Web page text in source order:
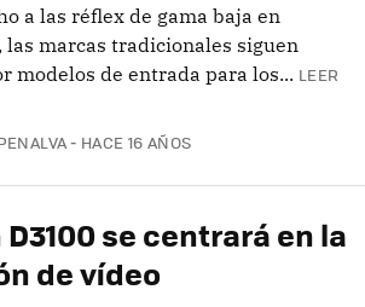
a las réflex de gama baja en
las marcas tradicionales siguen
modelos de entrada para los... LEER
HACE 16 AÑOS
D3100 se centrará en la
de vídeo